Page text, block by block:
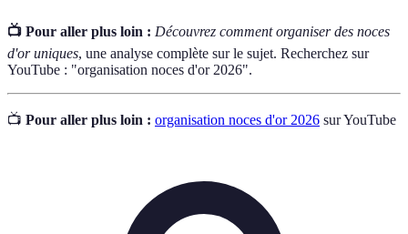
📺 Pour aller plus loin : Découvrez comment organiser des noces
d'or uniques, une analyse complète sur le sujet. Recherchez sur
YouTube : "organisation noces d'or 2026".
📺 Pour aller plus loin : organisation noces d'or 2026 sur YouTube